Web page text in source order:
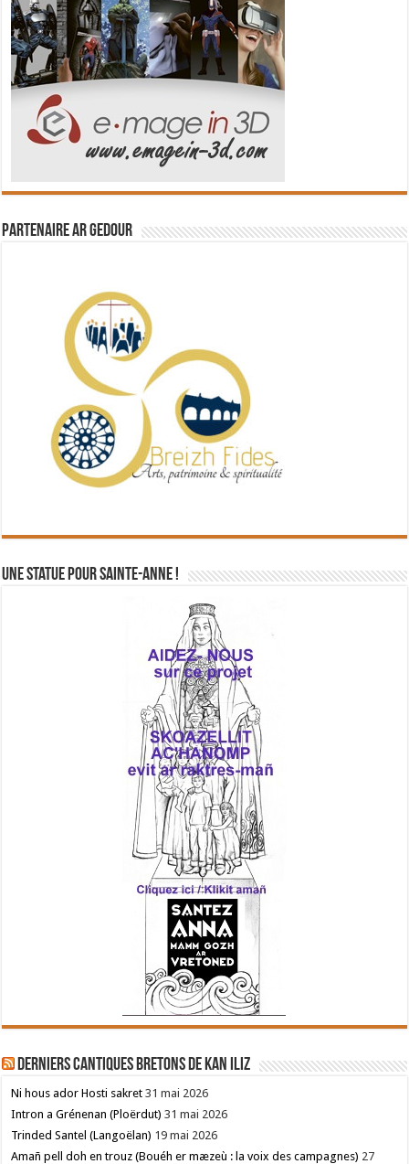
Partenaire Ar Gedour
Une statue pour Sainte-Anne !
Derniers cantiques bretons de Kan Iliz
Ni hous ador Hosti sakret 31 mai 2026
Intron a Grénenan (Ploërdut) 31 mai 2026
Trinded Santel (Langoëlan) 19 mai 2026
Amañ pell doh en trouz (Bouéh er mæzeù : la voix des campagnes) 27